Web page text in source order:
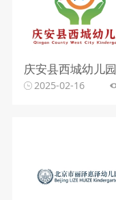
庆安县西城幼儿园
2025-02-16